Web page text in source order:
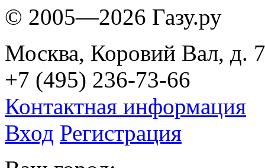
© 2005—2026 Газу.ру
Москва, Коровий Вал, д.
+7 (495) 236-73-66
Контактная информация
Вход Регистрация